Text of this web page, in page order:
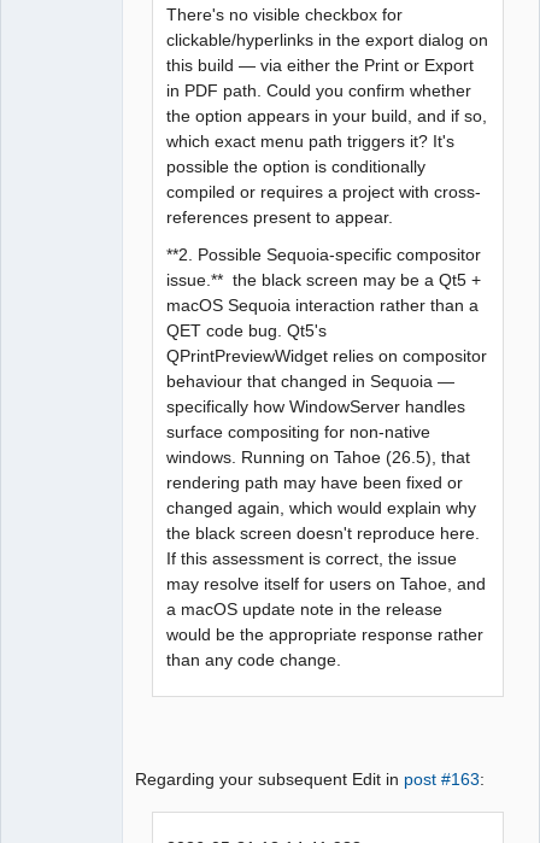
There's no visible checkbox for
clickable/hyperlinks in the export dialog on
this build — via either the Print or Export
in PDF path. Could you confirm whether
the option appears in your build, and if so,
which exact menu path triggers it? It's
possible the option is conditionally
compiled or requires a project with cross-
references present to appear.
**2. Possible Sequoia-specific compositor
issue.** the black screen may be a Qt5 +
macOS Sequoia interaction rather than a
QET code bug. Qt5's
QPrintPreviewWidget relies on compositor
behaviour that changed in Sequoia —
specifically how WindowServer handles
surface compositing for non-native
windows. Running on Tahoe (26.5), that
rendering path may have been fixed or
changed again, which would explain why
the black screen doesn't reproduce here.
If this assessment is correct, the issue
may resolve itself for users on Tahoe, and
a macOS update note in the release
would be the appropriate response rather
than any code change.
Regarding your subsequent Edit in post #163: